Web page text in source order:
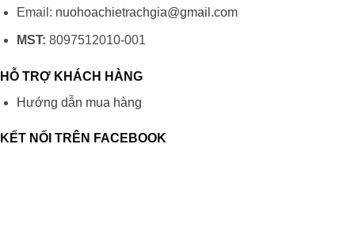
Email: nuohoachietrachgia@gmail.com
MST: 8097512010-001
HỖ TRỢ KHÁCH HÀNG
Hướng dẫn mua hàng
KẾT NỐI TRÊN FACEBOOK